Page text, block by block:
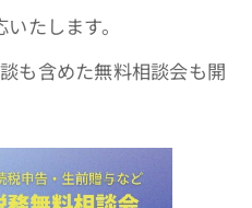
たします。
も含めた無料相談会も開